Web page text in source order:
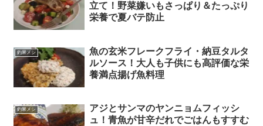
立て！野菜嫌いもさっぱり＆たっぷり
栄養で夏バテ防止
釣果メシ
魚の玄米フレークフライ・納豆タルタ
ルソース！大人も子供にも高評価な栄
養満点揚げ魚料理
釣果メシ
アジとサンマのヤンニョムフィッシ
ュ！青魚が甘辛だれでごはんもすすむ